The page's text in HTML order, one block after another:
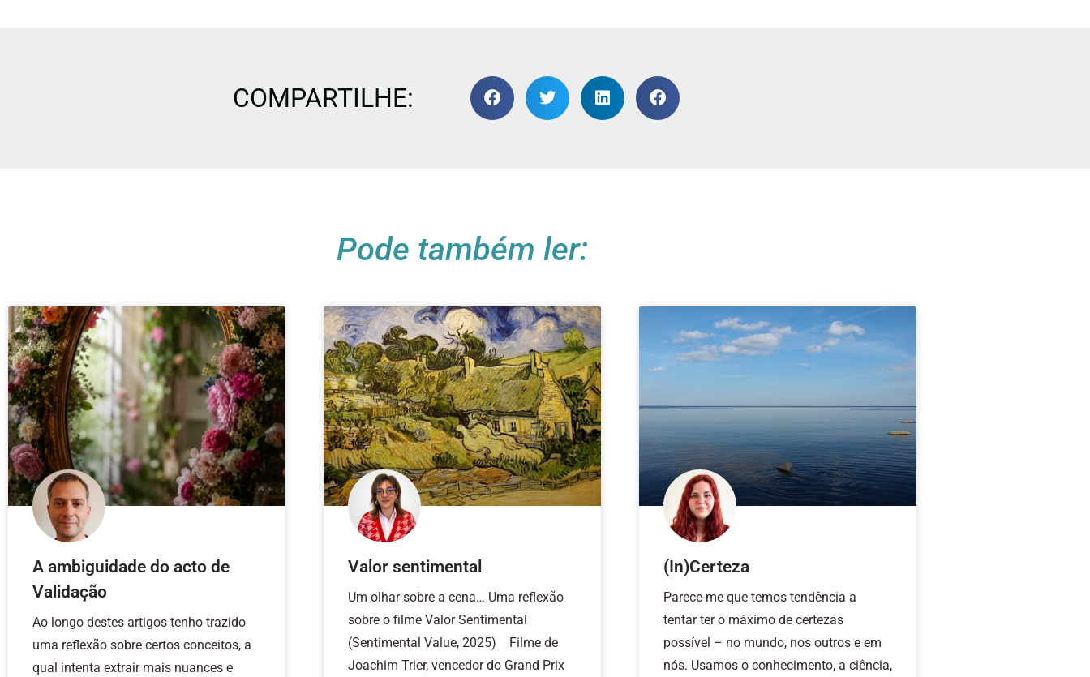
COMPARTILHE:
Pode também ler:
A ambiguidade do acto de
Validação
Ao longo destes artigos tenho trazido
uma reflexão sobre certos conceitos, a
qual intenta extrair mais nuances e
Valor sentimental
Um olhar sobre a cena… Uma reflexão
sobre o filme Valor Sentimental
(Sentimental Value, 2025) Filme de
Joachim Trier, vencedor do Grand Prix
(In)Certeza
Parece-me que temos tendência a
tentar ter o máximo de certezas
possível – no mundo, nos outros e em
nós. Usamos o conhecimento, a ciência,